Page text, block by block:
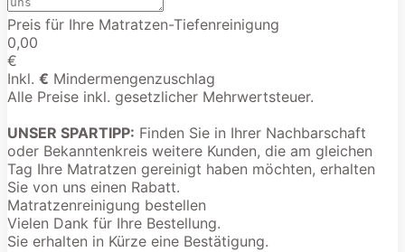
Preis für Ihre Matratzen-Tiefenreinigung
0,00
€
Inkl. € Mindermengenzuschlag
Alle Preise inkl. gesetzlicher Mehrwertsteuer.
UNSER SPARTIPP: Finden Sie in Ihrer Nachbarschaft
oder Bekanntenkreis weitere Kunden, die am gleichen
Tag Ihre Matratzen gereinigt haben möchten, erhalten
Sie von uns einen Rabatt.
Matratzenreinigung bestellen
Vielen Dank für Ihre Bestellung.
Sie erhalten in Kürze eine Bestätigung.